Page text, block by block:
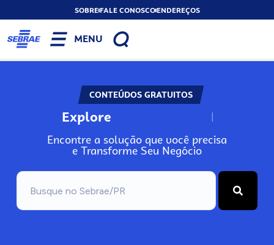
SOBREFALE CONOSCOENDEREÇOS
MENU
CONTEÚDOS GRATUITOS
Explore N
Encontre a solução que você precisa
e Transforme Seu Negócio